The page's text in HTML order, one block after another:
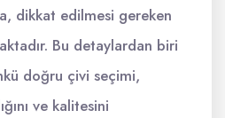
dikkat edilmesi gereken
Bu detaylardan biri
doğru çivi seçimi,
ve kalitesini